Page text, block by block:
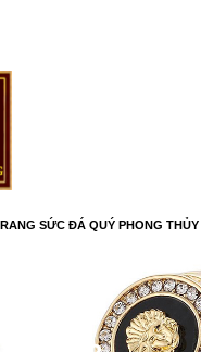
SỨC ĐÁ QUÝ PHONG THỦY